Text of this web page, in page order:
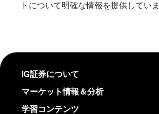
トについて明確な情報を提供していま
IG証券について
マーケット情報＆分析
学習コンテンツ